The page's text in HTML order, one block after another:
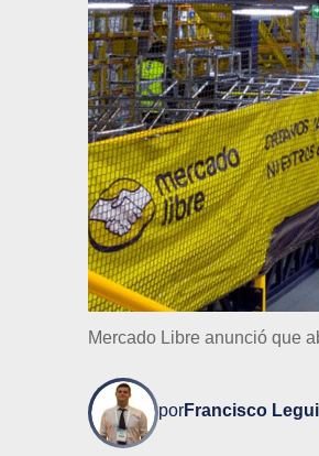
Mercado Libre anunció que
porFrancisco